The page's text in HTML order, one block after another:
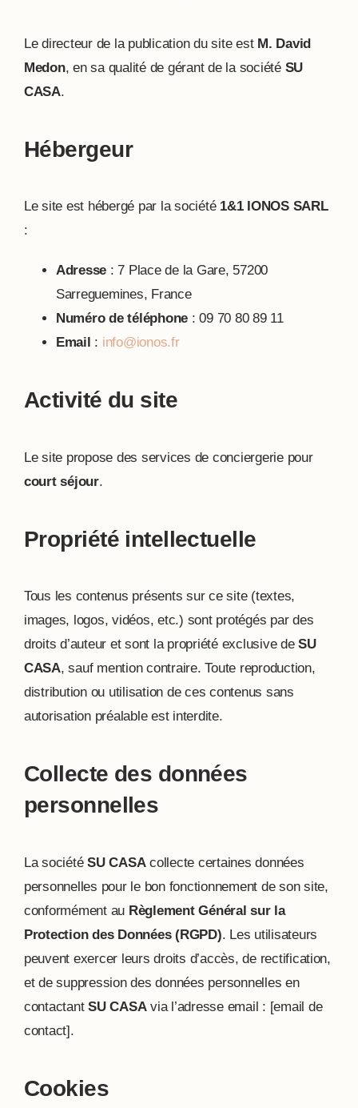
Le directeur de la publication du site est M. David
Medon, en sa qualité de gérant de la société SU
CASA.
Hébergeur
Le site est hébergé par la société 1&1 IONOS SARL
:
Adresse : 7 Place de la Gare, 57200
Sarreguemines, France
Numéro de téléphone : 09 70 80 89 11
Email : info@ionos.fr
Activité du site
Le site propose des services de conciergerie pour
court séjour.
Propriété intellectuelle
Tous les contenus présents sur ce site (textes,
images, logos, vidéos, etc.) sont protégés par des
droits d’auteur et sont la propriété exclusive deSU
CASA, sauf mention contraire. Toute reproduction,
distribution ou utilisation de ces contenus sans
autorisation préalable est interdite.
Collecte des données
personnelles
La sociétéSU CASAcollecte certaines données
personnelles pour le bon fonctionnement de son site,
conformément au Règlement Général sur la
Protection des Données (RGPD). Les utilisateurs
peuvent exercer leurs droits d’accès, de rectification,
et de suppression des données personnelles en
contactantSU CASAvia l’adresse email : [email de
contact].
Cookies